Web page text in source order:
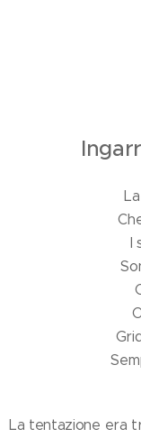
La tentazione era